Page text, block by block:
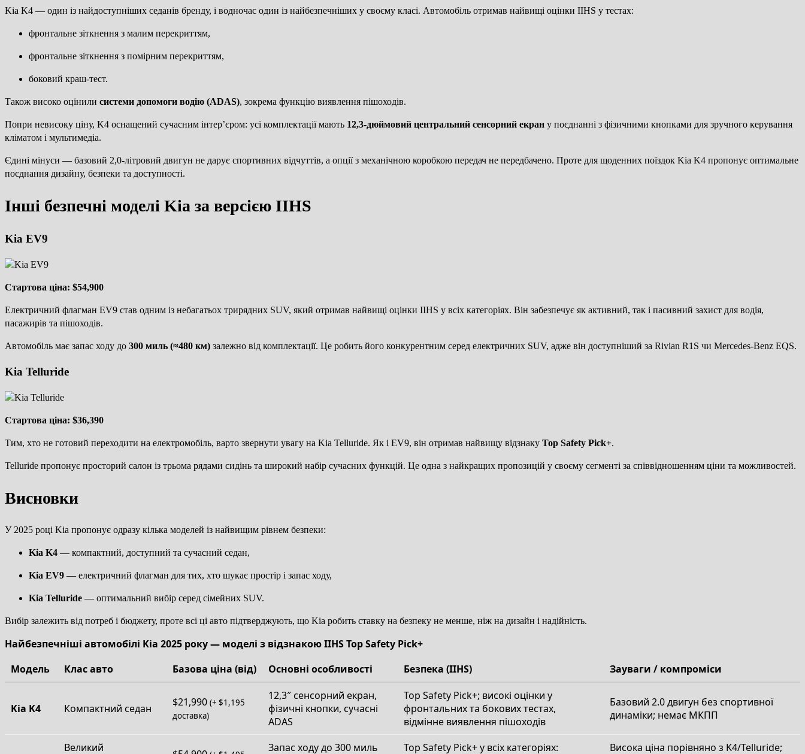
Kia K4 — один із найдоступніших седанів бренду, і водночас один із найбезпечніших у своєму класі. Автомобіль отримав найвищі оцінки IIHS у тестах:
фронтальне зіткнення з малим перекриттям,
фронтальне зіткнення з помірним перекриттям,
боковий краш-тест.
Також високо оцінили системи допомоги водію (ADAS), зокрема функцію виявлення пішоходів.
Попри невисоку ціну, K4 оснащений сучасним інтер’єром: усі комплектації мають 12,3-дюймовий центральний сенсорний екран у поєднанні з фізичними кнопками для зручного керування
кліматом і мультимедіа.
Єдині мінуси — базовий 2,0-літровий двигун не дарує спортивних відчуттів, а опції з механічною коробкою передач не передбачено. Проте для щоденних поїздок Kia K4 пропонує оптимальне
поєднання дизайну, безпеки та доступності.
Інші безпечні моделі Kia за версією IIHS
Kia EV9
Стартова ціна: $54,900
Електричний флагман EV9 став одним із небагатьох трирядних SUV, який отримав найвищі оцінки IIHS у всіх категоріях. Він забезпечує як активний, так і пасивний захист для водія,
пасажирів та пішоходів.
Автомобіль має запас ходу до 300 миль (≈480 км) залежно від комплектації. Це робить його конкурентним серед електричних SUV, адже він доступніший за Rivian R1S чи Mercedes-Benz EQS.
Kia Telluride
Стартова ціна: $36,390
Тим, хто не готовий переходити на електромобіль, варто звернути увагу на Kia Telluride. Як і EV9, він отримав найвищу відзнаку Top Safety Pick+.
Telluride пропонує просторий салон із трьома рядами сидінь та широкий набір сучасних функцій. Це одна з найкращих пропозицій у своєму сегменті за співвідношенням ціни та можливостей.
Висновки
У 2025 році Kia пропонує одразу кілька моделей із найвищим рівнем безпеки:
Kia K4 — компактний, доступний та сучасний седан,
Kia EV9 — електричний флагман для тих, хто шукає простір і запас ходу,
Kia Telluride — оптимальний вибір серед сімейних SUV.
Вибір залежить від потреб і бюджету, проте всі ці авто підтверджують, що Kia робить ставку на безпеку не менше, ніж на дизайн і надійність.
Найбезпечніші автомобілі Kia 2025 року — моделі з відзнакою IIHS Top Safety Pick+
Модель
Клас авто Базова ціна (від) Основні особливості Безпека (IIHS) Зауваги / компроміси
Kia K4 Компактний седан $21,990 (+ $1,195
доставка)
12,3″ сенсорний екран,
фізичні кнопки, сучасні
ADAS
Top Safety Pick+; високі оцінки у
фронтальних та бокових тестах,
відмінне виявлення пішоходів
Базовий 2.0 двигун без спортивної
динаміки; немає МКПП
Великий Запас ходу до 300 миль Top Safety Pick+ у всіх категоріях: Висока ціна порівняно з K4/Telluride;